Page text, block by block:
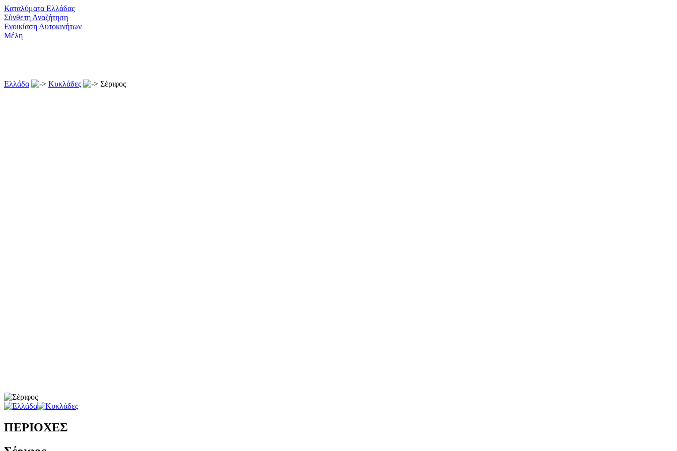
Καταλύματα Ελλάδας
Σύνθετη Αναζήτηση
Ενοικίαση Αυτοκινήτων
Μέλη
Ελλάδα Κυκλάδες Σέριφος
ΠΕΡΙΟΧΕΣ